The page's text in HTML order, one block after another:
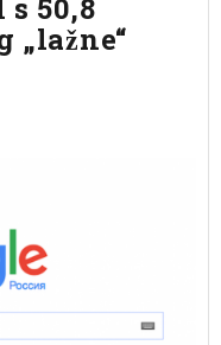
50,8
„lažne“